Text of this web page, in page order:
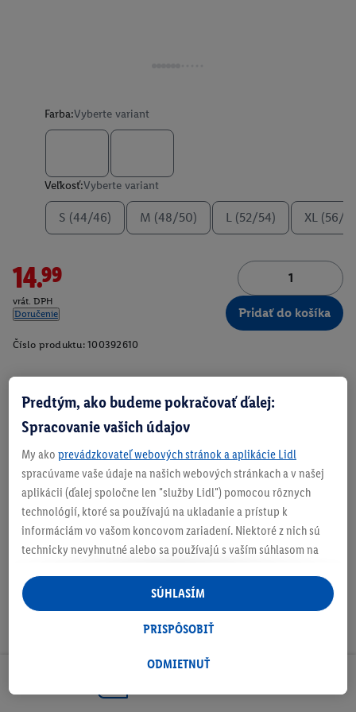
Farba:Vyberte variant
Veľkosť:Vyberte variant
S (44/46) M (48/50) L (52/54) XL (56/
14.99
vrát. DPH
Doručenie
Pridať do košíka
Číslo produktu: 100392610
Zistite svoju veľkosť
O produkte
Predtým, ako budeme pokračovať ďalej:
Spracovanie vašich údajov
My ako prevádzkovateľ webových stránok a aplikácie Lidl
spracúvame vaše údaje na našich webových stránkach a v našej
aplikácii (ďalej spoločne len "služby Lidl") pomocou rôznych
technológií, ktoré sa používajú na ukladanie a prístup k
informáciám vo vašom koncovom zariadení. Niektoré z nich sú
technicky nevyhnutné alebo sa používajú s vaším súhlasom na
personalizovanú reklamu v rámci služieb Lidl aj mimo nich. Ak
ste účastníkom programu Lidl Plus, na tieto účely sa spracúvajú
aj údaje z vášho nákupného správania v obchode.
následne si vytvoríte účet Lidl Plus alebo sa prihlásite do svojho
tiež vytvoriť špeciálny online identifikátor z e-mailovej adresy,
ODMIETNUŤ
PRISPÔSOBIŤ
SÚHLASÍM